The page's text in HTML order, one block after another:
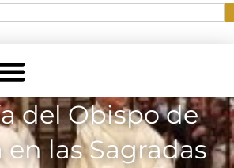
del Obispo de
en las Sagradas